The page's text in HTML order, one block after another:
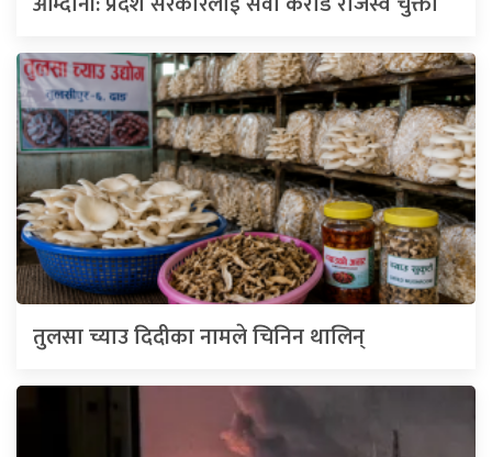
तुलसा च्याउ दिदीका नामले चिनिन थालिन्